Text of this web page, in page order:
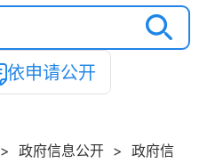
依申请公开
> 政府信息公开 > 政府信